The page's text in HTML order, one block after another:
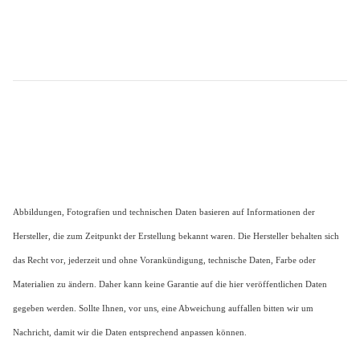
Abbildungen, Fotografien und technischen Daten basieren auf Informationen der
Hersteller, die zum Zeitpunkt der Erstellung bekannt waren. Die Hersteller behalten sich
das Recht vor, jederzeit und ohne Vorankündigung, technische Daten, Farbe oder
Materialien zu ändern. Daher kann keine Garantie auf die hier veröffentlichen Daten
gegeben werden. Sollte Ihnen, vor uns, eine Abweichung auffallen bitten wir um
Nachricht, damit wir die Daten entsprechend anpassen können.